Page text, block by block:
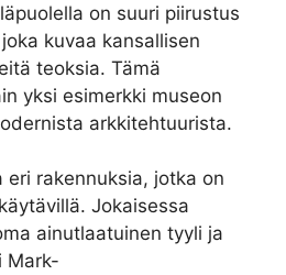
on suuri piirustus
kuvaa kansallisen
teoksia. Tämä
yksi esimerkki museon
arkkitehtuurista.
eri rakennuksia, jotka on
Jokaisessa
ainutlaatuinen tyyli ja
Mark-